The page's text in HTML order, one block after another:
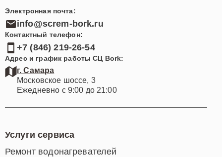
Электронная почта:
info@screm-bork.ru
Контактный телефон:
+7 (846) 219-26-54
Адрес и график работы СЦ Bork:
г. Самара
Московское шоссе, 3
Ежедневно с 9:00 до 21:00
Услуги сервиса
Ремонт водонагревателей